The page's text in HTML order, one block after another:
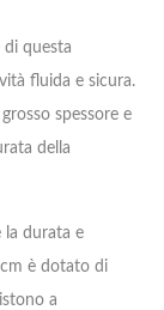
di questa
fluida e sicura.
spessore e
della
la durata e
è dotato di
a